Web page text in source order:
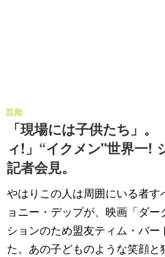
「現場には子供たち」
ィ!」“イクメン"世界一!
記者会見。
芸能
やはりこの人は周囲にいる者
ョニー・デップが、映画「ダ
ションのため盟友ティム・バ
た。あの子どものような笑顔